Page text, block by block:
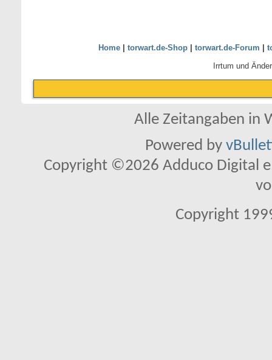
Home| torwart.de-Shop| torwart.de-Forum
Irrtum und
Alle Zeitangaben in
Powered by
Copyright ©2026 Adduco Digital
Copyright